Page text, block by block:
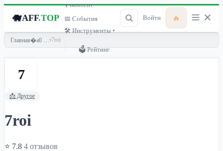
🐗AFF.TOP
🎙 Контент ▾
📅 События
🛠 Инструменты ▾
🗳 Рейтинг
Войти 🔥
Главная ›7roi
7
📩 Другое
7roi
⭐ 7.8 4 отзывов